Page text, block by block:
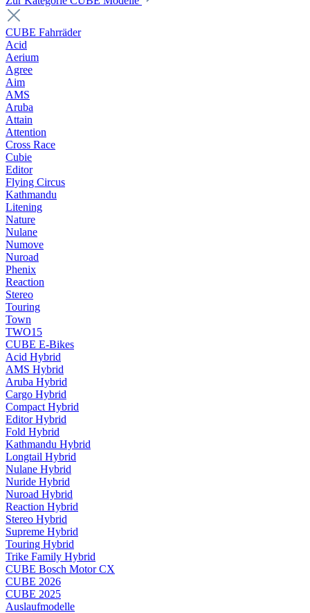
CUBE Fahrräder
Acid
Aerium
Agree
Aim
AMS
Aruba
Attain
Attention
Cross Race
Cubie
Editor
Flying Circus
Kathmandu
Litening
Nature
Nulane
Numove
Nuroad
Phenix
Reaction
Stereo
Touring
Town
TWO15
CUBE E-Bikes
Acid Hybrid
AMS Hybrid
Aruba Hybrid
Cargo Hybrid
Compact Hybrid
Editor Hybrid
Fold Hybrid
Kathmandu Hybrid
Longtail Hybrid
Nulane Hybrid
Nuride Hybrid
Nuroad Hybrid
Reaction Hybrid
Stereo Hybrid
Supreme Hybrid
Touring Hybrid
Trike Family Hybrid
CUBE Bosch Motor CX
CUBE 2026
CUBE 2025
Auslaufmodelle